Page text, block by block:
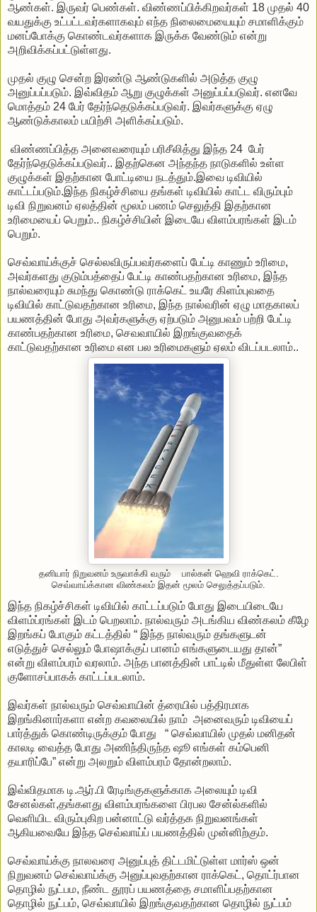
ஆண்கள். இருவர் பெண்கள். விண்ணப்பிக்கிறவர்கள் 18 முதல் 40
வயதுக்கு உட்பட்டவர்களாகவும் எந்த நிலைமையையும் சமாளிக்கும்
மனப்போக்கு கொண்டவர்களாக இருக்க வேண்டும் என்று
அறிவிக்கப்பட்டுள்ளது.
முதல் குழு சென்ற இரண்டு ஆண்டுகளில் அடுத்த குழு
அனுப்பப்படும். இவ்விதம் ஆறு குழுக்கள் அனுப்பப்படுவர். எனவே
மொத்தம் 24 பேர் தேர்ந்தெடுக்கப்படுவர். இவர்களுக்கு ஏழு
ஆண்டுக்காலம் பயிற்சி அளிக்கப்படும்.
விண்ணப்பித்த அனைவரையும் பரிசீலித்து இந்த 24 பேர்
தேர்ந்தெடுக்கப்படுவர்.. இதற்கென அந்தந்த நாடுகளில் உள்ள
குழுக்கள் இதற்கான போட்டியை நடத்தும்.இவை டிவியில்
காட்டப்படும்.இந்த நிகழ்ச்சியை தங்கள் டிவியில் காட்ட விரும்பும்
டிவி நிறுவனம் ஏலத்தின் மூலம் பணம் செலுத்தி இதற்கான
உரிமையைப் பெறும்.. நிகழ்ச்சியின் இடையே விளம்பரங்கள் இடம்
பெறும்.
செவ்வாய்க்குச் செல்லவிருப்பவர்களைப் பேட்டி காணும் உரிமை,
அவர்களது குடும்பத்தைப் பேட்டி காண்பதற்கான உரிமை, இந்த
நால்வரையும் சுமந்து கொண்டு ராக்கெட் உயரே கிளம்புவதை
டிவியில் காட்டுவதற்கான உரிமை, இந்த நால்வரின் ஏழு மாதகாலப்
பயணத்தின் போது அவர்களுக்கு ஏற்படும் அனுபவம் பற்றி பேட்டி
காண்பதற்கான உரிமை, செவவாயில் இறங்குவதைக்
காட்டுவதற்கான உரிமை என பல உரிமைகளும் ஏலம் விடப்படலாம்..
தனியார் நிறுவனம் உருவாக்கி வரும் பால்கன் ஹெவி ராக்கெட்.
செவ்வாய்க்கான விண்கலம் இதன் மூலம் செலுத்தப்படும்.
இந்த நிகழ்ச்சிகள் டிவியில் காட்டப்படும் போது இடையிடையே
விளம்ப்ரங்கள் இடம் பெறலாம். நால்வரும் அடங்கிய விண்கலம் கீழே
இறங்கப் போகும் கட்டத்தில் “ இந்த நால்வரும் தங்களுடன்
எடுத்துச் செல்லும் போஷாக்குப் பானம் எங்களுடையது தான்”
என்று விளம்பரம் வரலாம். அந்த பானத்தின் பாட்டில் மீதுள்ள லேபிள்
குளோசப்பாகக் காட்டப்படலாம்.
இவர்கள் நால்வரும் செவ்வாயின் த்ரையில் பத்திரமாக
இறங்கினார்களா என்ற கவலையில் நாம் அனைவரும் டிவியைப்
பார்த்துக் கொண்டிருக்கும் போது “ செவ்வாயில் முதல் மனிதன்
காலடி வைத்த போது அணிந்திருந்த ஷூ எங்கள் கம்பெனி
தயாரிப்பே” என்று அலறும் விளம்பரம் தோன்றலாம்.
இவ்விதமாக டி.ஆர்.பி ரேடிங்குகளுக்காக அலையும் டிவி
சேனல்கள்,தங்களது விளம்பரங்களை பிரபல சேன்ல்களில்
வெளியிட விரும்புகிற பன்னாட்டு வர்த்தக நிறுவனங்கள்
ஆகியவையே இந்த செவ்வாய்ப் பயணத்தில் முன்னிற்கும்.
செவ்வாய்க்கு நாலவரை அனுப்புத் திட்டமிட்டுள்ள மார்ஸ் ஒன்
நிறுவனம் செவ்வாய்க்கு அனுப்புவதற்கான ராக்கெட், தொட்ர்பான
தொழில் நுட்பம, நீண்ட தூரப் பயணத்தை சமாளிப்பதற்கான
தொழில் நுட்பம், செவ்வாயில் இறங்குவதற்கான தொழில் நுட்பம்